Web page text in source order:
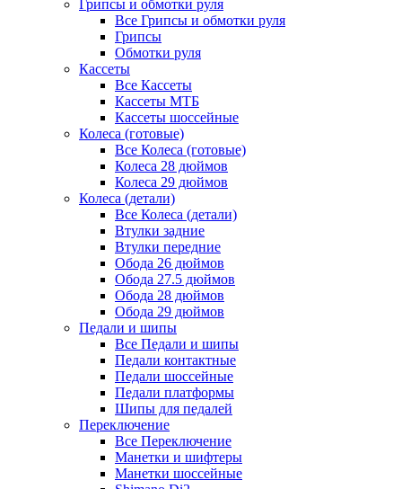
Грипсы и обмотки руля
Все Грипсы и обмотки руля
Грипсы
Обмотки руля
Кассеты
Все Кассеты
Кассеты МТБ
Кассеты шоссейные
Колеса (готовые)
Все Колеса (готовые)
Колеса 28 дюймов
Колеса 29 дюймов
Колеса (детали)
Все Колеса (детали)
Втулки задние
Втулки передние
Обода 26 дюймов
Обода 27.5 дюймов
Обода 28 дюймов
Обода 29 дюймов
Педали и шипы
Все Педали и шипы
Педали контактные
Педали шоссейные
Педали платформы
Шипы для педалей
Переключение
Все Переключение
Манетки и шифтеры
Манетки шоссейные